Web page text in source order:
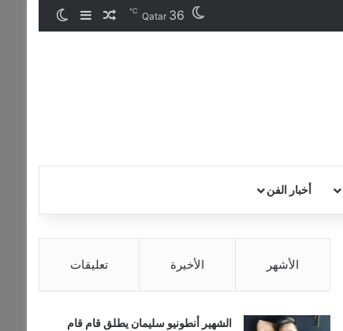
Qatar 36
℃ مقال عشوائي
إضافة عمود
أخبار الفن
الأشهر الأخيرة تعليقات
الشهير أنطونيو سليمان يطلق قام قام